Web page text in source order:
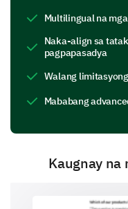
Technical
Multilingual na
Naka-align sa
pagpapasadya
Walang
Mababang
Kaugnay na